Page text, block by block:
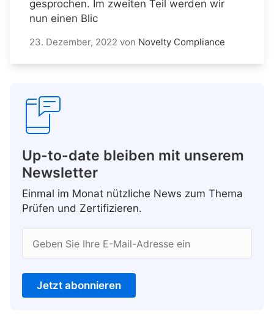
gesprochen. Im zweiten Teil werden wir
nun einen Blic
23. Dezember, 2022 von Novelty Compliance
Up-to-date bleiben mit unserem
Newsletter
Einmal im Monat nützliche News zum Thema
Prüfen und Zertifizieren.
Geben Sie Ihre E-Mail-Adresse ein
Jetzt abonnieren